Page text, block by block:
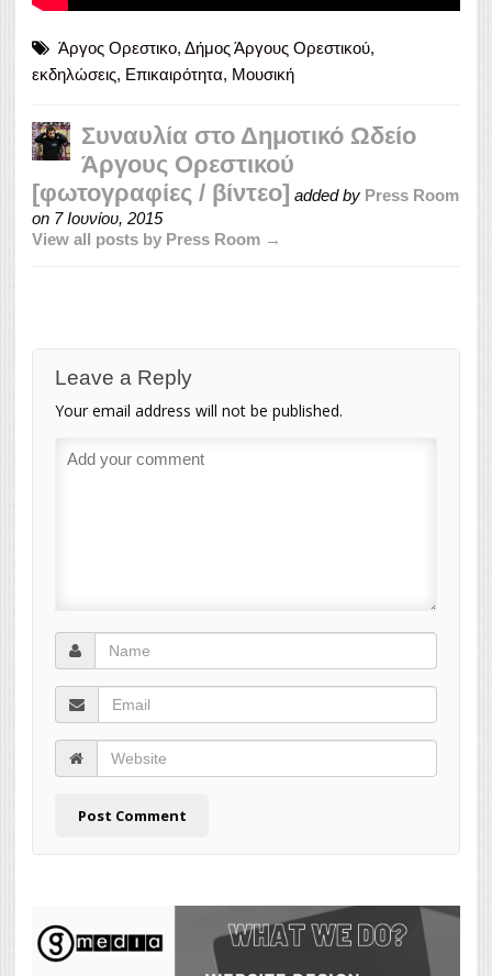
Άργος Ορεστικο, Δήμος Άργους Ορεστικού,
εκδηλώσεις, Επικαιρότητα, Μουσική
Συναυλία στο Δημοτικό Ωδείο
Άργους Ορεστικού
[φωτογραφίες / βίντεο] added by Press Room
on 7 Ιουνίου, 2015
View all posts by Press Room →
Leave a Reply
Your email address will not be published.